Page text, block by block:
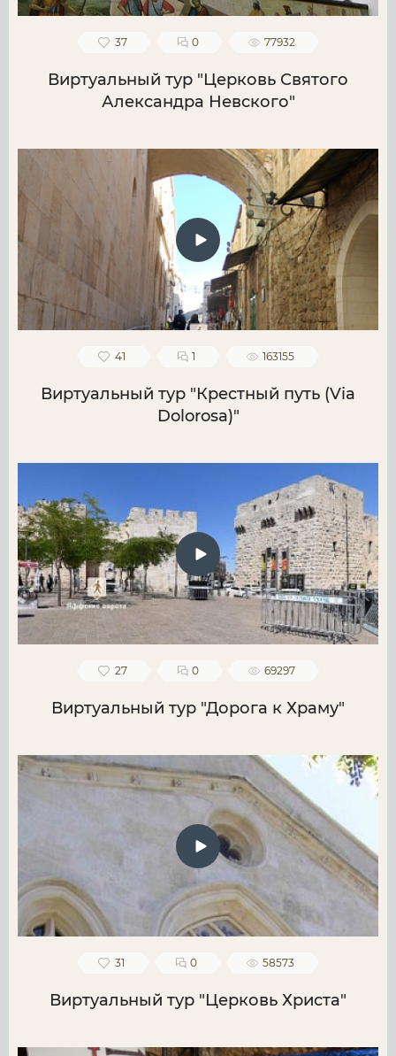
37 0 77932
Виртуальный тур "Церковь Святого
Александра Невского"
41 1 163155
Виртуальный тур "Крестный путь (Via
Dolorosa)"
27 0 69297
Виртуальный тур "Дорога к Храму"
31 0 58573
Виртуальный тур "Церковь Христа"